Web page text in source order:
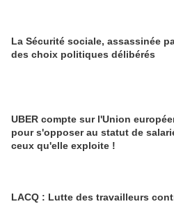
La Sécurité sociale, assassinée
des choix politiques délibérés
UBER compte sur l'Union
pour s'opposer au statut de
ceux qu'elle exploite !
LACQ : Lutte des travailleurs